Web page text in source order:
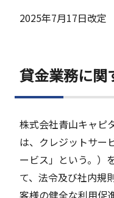
2025年7月17日改定
貸金業務に関
株式会社青山キャピ
は、クレジットサー
ービス」という。）
て、法令及び社内規
客様の健全な利用促